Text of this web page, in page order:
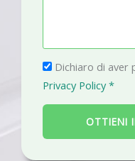
a
g
g
i
P
r
i
a
Dichiaro di aver
Privacy Policy *
OTTIENI